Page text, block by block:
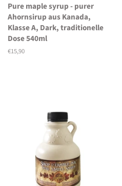
Pure maple syrup - purer
Ahornsirup aus Kanada,
Klasse A, Dark, traditionelle
Dose 540ml
Normaler
€15,90